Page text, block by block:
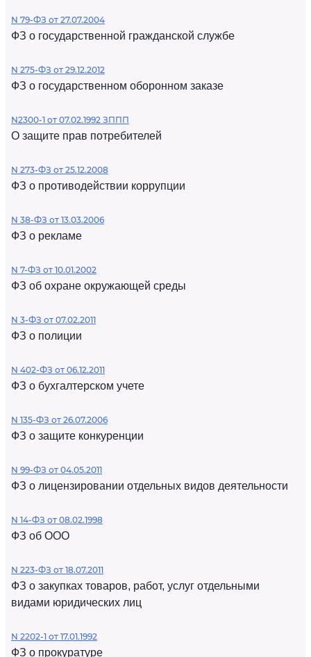
N 79-ФЗ от 27.07.2004
ФЗ о государственной гражданской службе
N 275-ФЗ от 29.12.2012
ФЗ о государственном оборонном заказе
N2300-1 от 07.02.1992 ЗППП
О защите прав потребителей
N 273-ФЗ от 25.12.2008
ФЗ о противодействии коррупции
N 38-ФЗ от 13.03.2006
ФЗ о рекламе
N 7-ФЗ от 10.01.2002
ФЗ об охране окружающей среды
N 3-ФЗ от 07.02.2011
ФЗ о полиции
N 402-ФЗ от 06.12.2011
ФЗ о бухгалтерском учете
N 135-ФЗ от 26.07.2006
ФЗ о защите конкуренции
N 99-ФЗ от 04.05.2011
ФЗ о лицензировании отдельных видов деятельности
N 14-ФЗ от 08.02.1998
ФЗ об ООО
N 223-ФЗ от 18.07.2011
ФЗ о закупках товаров, работ, услуг отдельными
видами юридических лиц
N 2202-1 от 17.01.1992
ФЗ о прокуратуре